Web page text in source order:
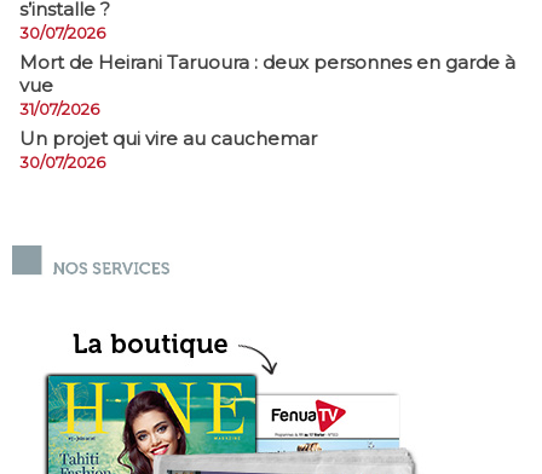
s’installe ?
30/07/2026
Mort de Heirani Taruoura : deux personnes en garde à
vue
31/07/2026
Un projet qui vire au cauchemar
30/07/2026